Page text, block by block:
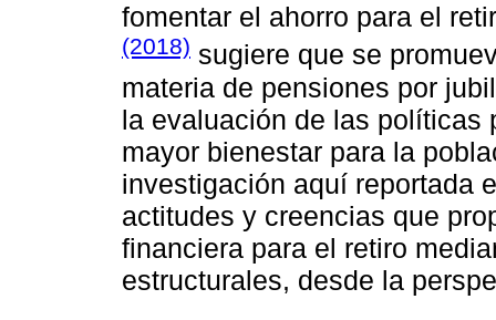
fomentar el ahorro para el
(2018) sugiere que se
materia de pensiones por
la evaluación de las políticas
mayor bienestar para la
investigación aquí reportada
actitudes y creencias que
financiera para el retiro
estructurales, desde la